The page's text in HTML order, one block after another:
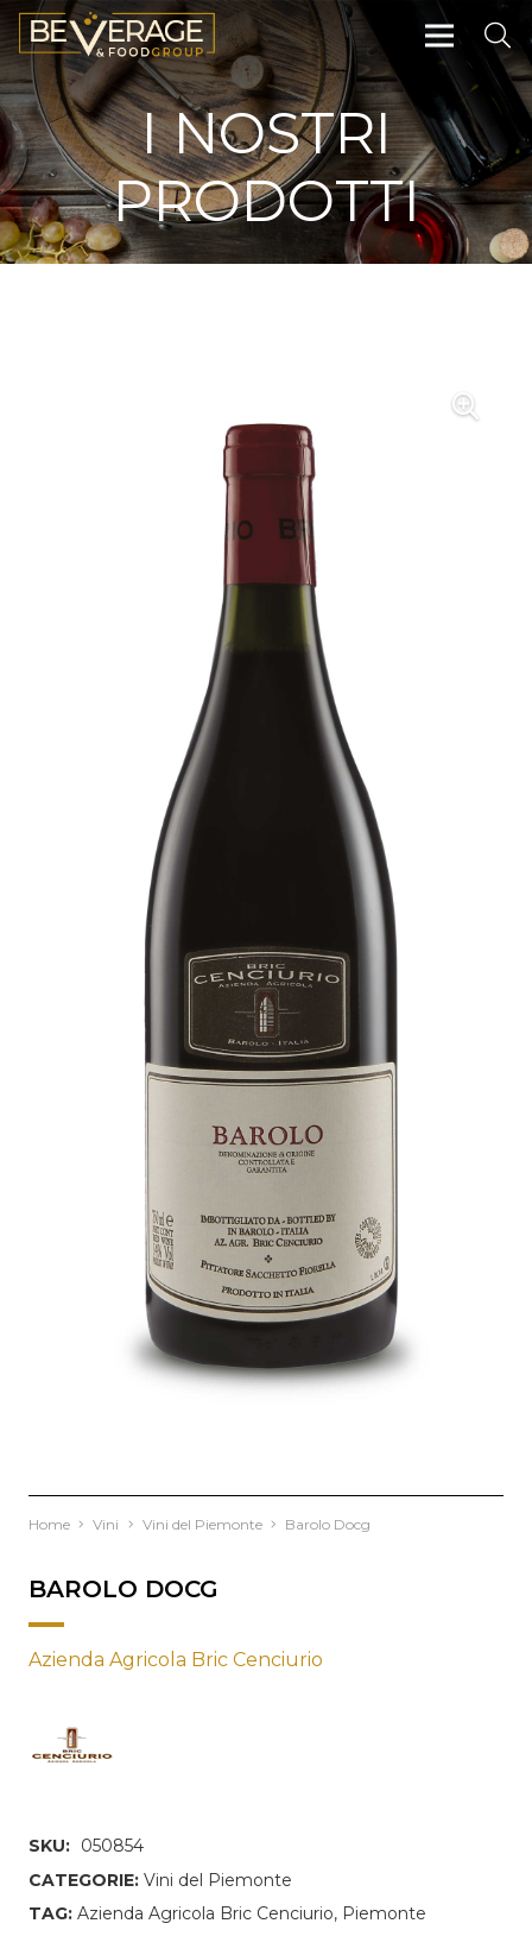
I NOSTRI
PRODOTTI
Home Vini Vini del Piemonte Barolo Docg
BAROLO DOCG
Azienda Agricola Bric Cenciurio
SKU: 050854
CATEGORIE: Vini del Piemonte
TAG: Azienda Agricola Bric Cenciurio, Piemonte